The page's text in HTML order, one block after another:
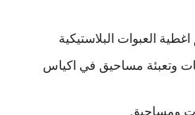
العبوات البلاستيكية
وتعبئة مساحيق في اكياس
ومساحيق